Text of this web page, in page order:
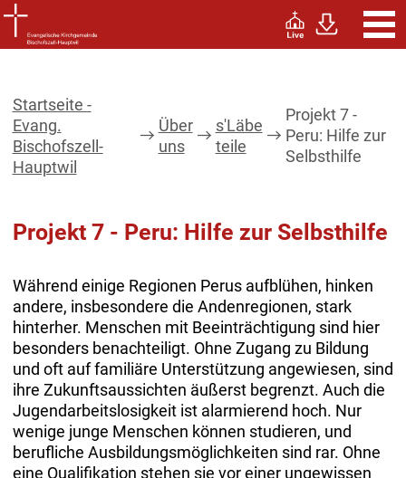
Startseite -
Evang.
Bischofszell-
Hauptwil
Über
uns
s'Läbe
teile
Projekt 7 -
Peru: Hilfe zur
Selbsthilfe
Projekt 7 - Peru: Hilfe zur Selbsthilfe
Während einige Regionen Perus aufblühen, hinken
andere, insbesondere die Andenregionen, stark
hinterher. Menschen mit Beeinträchtigung sind hier
besonders benachteiligt. Ohne Zugang zu Bildung
und oft auf familiäre Unterstützung angewiesen, sind
ihre Zukunftsaussichten äußerst begrenzt. Auch die
Jugendarbeitslosigkeit ist alarmierend hoch. Nur
wenige junge Menschen können studieren, und
berufliche Ausbildungsmöglichkeiten sind rar. Ohne
eine Qualifikation stehen sie vor einer ungewissen